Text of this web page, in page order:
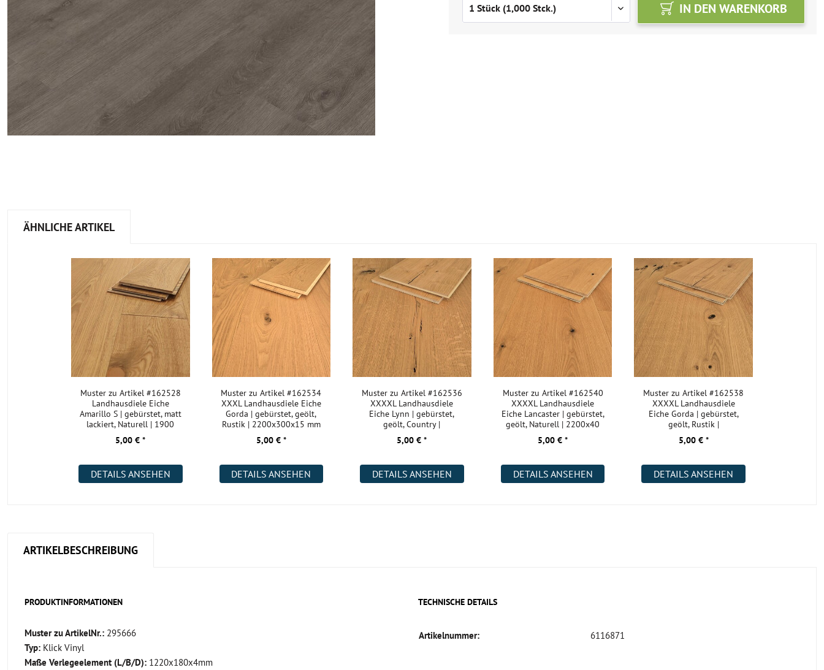
IN DEN WARENKORB
ÄHNLICHE ARTIKEL
Muster zu Artikel #162528
Landhausdiele Eiche
Amarillo S | gebürstet, matt
lackiert, Naturell | 1900
5,00 € *
DETAILS ANSEHEN
Muster zu Artikel #162534
XXXL Landhausdiele Eiche
Gorda | gebürstet, geölt,
Rustik | 2200x300x15 mm
5,00 € *
DETAILS ANSEHEN
Muster zu Artikel #162536
XXXXL Landhausdiele
Eiche Lynn | gebürstet,
geölt, Country |
2200x400x18 m
5,00 € *
DETAILS ANSEHEN
Muster zu Artikel #162540
XXXXL Landhausdiele
Eiche Lancaster | gebürstet,
geölt, Naturell | 2200x40
5,00 € *
DETAILS ANSEHEN
Muster zu Artikel #162538
XXXXL Landhausdiele
Eiche Gorda | gebürstet,
geölt, Rustik |
2200x400x18 m
5,00 € *
DETAILS ANSEHEN
ARTIKELBESCHREIBUNG
PRODUKTINFORMATIONEN
Muster zu ArtikelNr.: 295666
Typ: Klick Vinyl
Maße Verlegeelement (L/B/D): 1220x180x4mm
TECHNISCHE DETAILS
Artikelnummer: 6116871